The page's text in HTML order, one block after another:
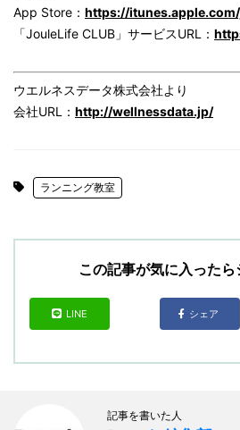
App Store： https://
「JouleLife CLUB」サービスURL：
ウエルネスデータ株式会社より
会社URL： http://wellnessdata.jp/
ランニング教室
この記事が気に入ったら
LINE シェア
記事を書いた人